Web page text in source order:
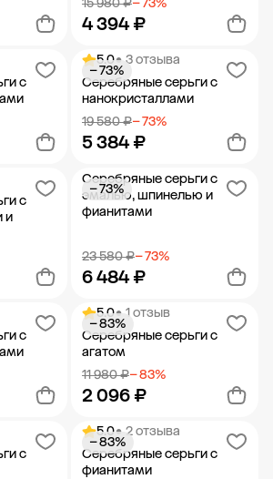
15 980 ₽− 73%
4 394 ₽
Добавить в корзину
с
5.0• 3 отзыва
Серебряные серьги с
нанокристаллами
19 580 ₽− 73%
5 384 ₽
− 73%
Добавить в корзину
с
и
Серебряные серьги с
эмалью, шпинелью и
фианитами
23 580 ₽− 73%
6 484 ₽
− 73%
Добавить в корзину
с
5.0• 1 отзыв
Серебряные серьги с
агатом
11 980 ₽− 83%
2 096 ₽
− 83%
Добавить в корзину
с
5.0• 2 отзыва
Серебряные серьги с
фианитами
− 83%